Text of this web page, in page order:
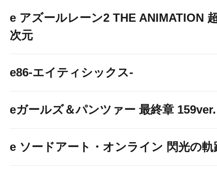
e アズールレーン2 THE ANIMATION
次元
e86-エイティシックス-
eガールズ＆パンツァー 最終章 159ver.
e ソードアート・オンライン 閃光の軌